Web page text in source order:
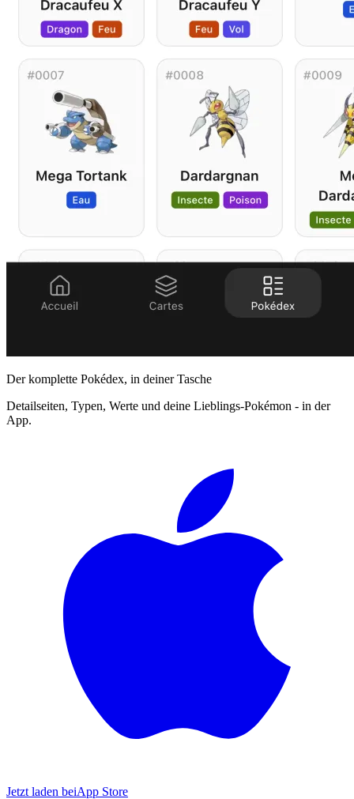
Der komplette Pokédex, in deiner Tasche
Detailseiten, Typen, Werte und deine Lieblings-Pokémon - in der
App.
Jetzt laden beiApp Store